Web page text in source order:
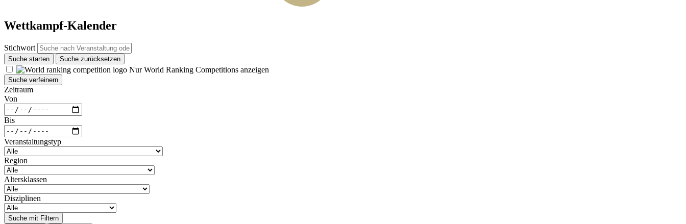
Wettkampf-Kalender
Stichwort
Suche starten Suche zurücksetzen
Nur World Ranking Competitions anzeigen
Suche verfeinern
Zeitraum
Von
Bis
Veranstaltungstyp
Region
Altersklassen
Disziplinen
Suche mit Filtern